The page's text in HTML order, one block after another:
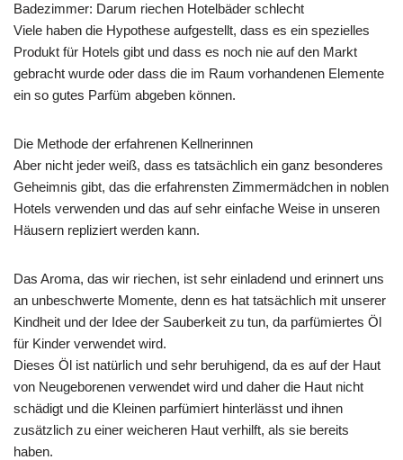
Badezimmer: Darum riechen Hotelbäder schlecht
Viele haben die Hypothese aufgestellt, dass es ein spezielles
Produkt für Hotels gibt und dass es noch nie auf den Markt
gebracht wurde oder dass die im Raum vorhandenen Elemente
ein so gutes Parfüm abgeben können.
Die Methode der erfahrenen Kellnerinnen
Aber nicht jeder weiß, dass es tatsächlich ein ganz besonderes
Geheimnis gibt, das die erfahrensten Zimmermädchen in noblen
Hotels verwenden und das auf sehr einfache Weise in unseren
Häusern repliziert werden kann.
Das Aroma, das wir riechen, ist sehr einladend und erinnert uns
an unbeschwerte Momente, denn es hat tatsächlich mit unserer
Kindheit und der Idee der Sauberkeit zu tun, da parfümiertes Öl
für Kinder verwendet wird.
Dieses Öl ist natürlich und sehr beruhigend, da es auf der Haut
von Neugeborenen verwendet wird und daher die Haut nicht
schädigt und die Kleinen parfümiert hinterlässt und ihnen
zusätzlich zu einer weicheren Haut verhilft, als sie bereits
haben.